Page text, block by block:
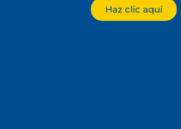
Haz clic aquí